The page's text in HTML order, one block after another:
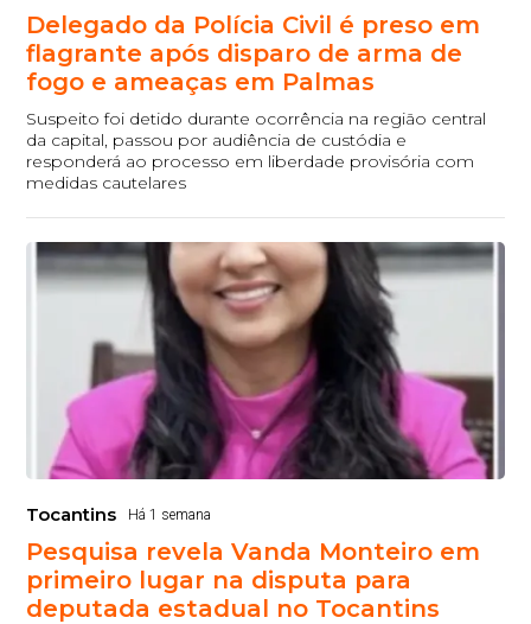
Delegado da Polícia Civil é preso em
flagrante após disparo de arma de
fogo e ameaças em Palmas
Suspeito foi detido durante ocorrência na região central
da capital, passou por audiência de custódia e
responderá ao processo em liberdade provisória com
medidas cautelares
Tocantins Há 1 semana
Pesquisa revela Vanda Monteiro em
primeiro lugar na disputa para
deputada estadual no Tocantins